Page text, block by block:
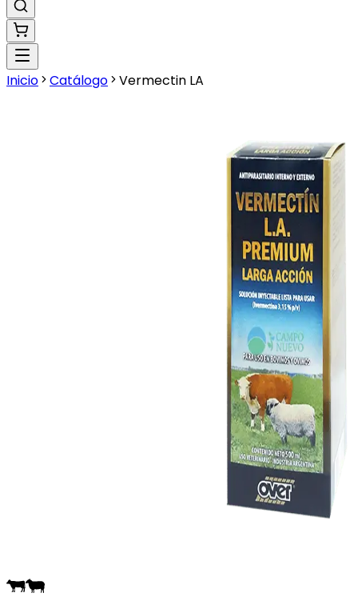
Inicio Catálogo Vermectin LA